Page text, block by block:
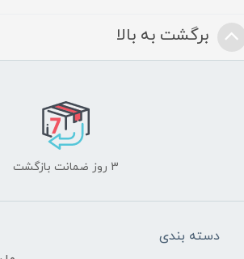
برگشت به بالا
3 روز ضمانت بازگشت
دسته بندی